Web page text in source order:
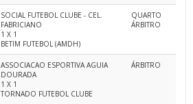
SOCIAL FUTEBOL CLUBE - CEL.
FABRICIANO
1 X 1
BETIM FUTEBOL (AMDH)
QUARTO
ÁRBITRO
ASSOCIACAO ESPORTIVA AGUIA
DOURADA
1 X 1
TORNADO FUTEBOL CLUBE
ÁRBITRO